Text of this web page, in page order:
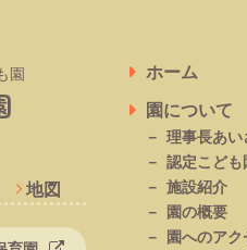
ホーム
園について
理事長あい
認定こども
施設紹介
園の概要
園へのアク
園
地図